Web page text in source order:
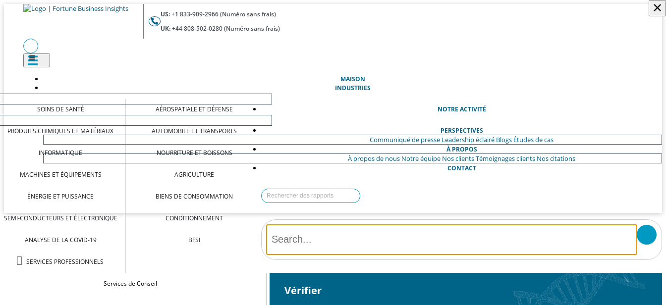
US:+1 833-909-2966 (Numéro sans frais)
UK:+44 808-502-0280 (Numéro sans frais)
MAISON(ACTUEL)
INDUSTRIES
SOINS DE SANTÉ
PRODUITS CHIMIQUES ET MATÉRIAUX
INFORMATIQUE
MACHINES ET ÉQUIPEMENTS
ÉNERGIE ET PUISSANCE
SEMI-CONDUCTEURS ET ÉLECTRONIQUE
ANALYSE DE LA COVID-19
SERVICES PROFESSIONNELS
AÉROSPATIALE ET DÉFENSE
AUTOMOBILE ET TRANSPORTS
NOURRITURE ET BOISSONS
AGRICULTURE
BIENS DE CONSOMMATION
CONDITIONNEMENT
BFSI
NOTRE ACTIVITÉ
Services de Conseil
PERSPECTIVES
Communiqué de presse Leadership éclairé Blogs Études de cas
À PROPOS
À propos de nous Notre équipe Nos clientsTémoignages clients Nos citations
CONTACT
×
Vérifier